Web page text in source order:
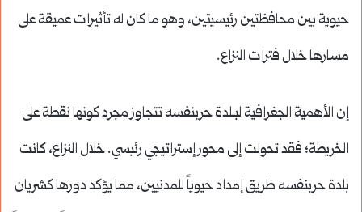
حيوية بين محافظتين رئيسيتين، وهو ما كان له تأثيرات عميقة على
مسارها خلال فترات النزاع.
إن الأهمية الجغرافية لبـلدة حربنفسه تتجاوز مجرد كونها نقطة على
الخريطة؛ فقد تحولت إلى محور إستراتيجي رئيسي. خلال النزاع، كانت
بلدة حربنفسه طريق إمداد حيوياً للمدنيين، مما يؤكد دورها كشريان